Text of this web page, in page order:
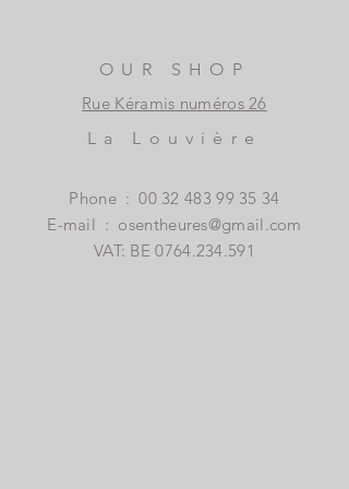
OUR SHOP
Rue Kéramis numéros 26
La Louvière
Phone : 00 32 483 99 35 34
E-mail : osentheures@gmail.com
VAT: BE0764.234.591